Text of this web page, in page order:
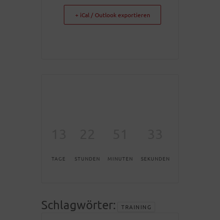
+ iCal / Outlook exportieren
TAGE STUNDEN MINUTEN SEKUNDEN
Schlagwörter: TRAINING